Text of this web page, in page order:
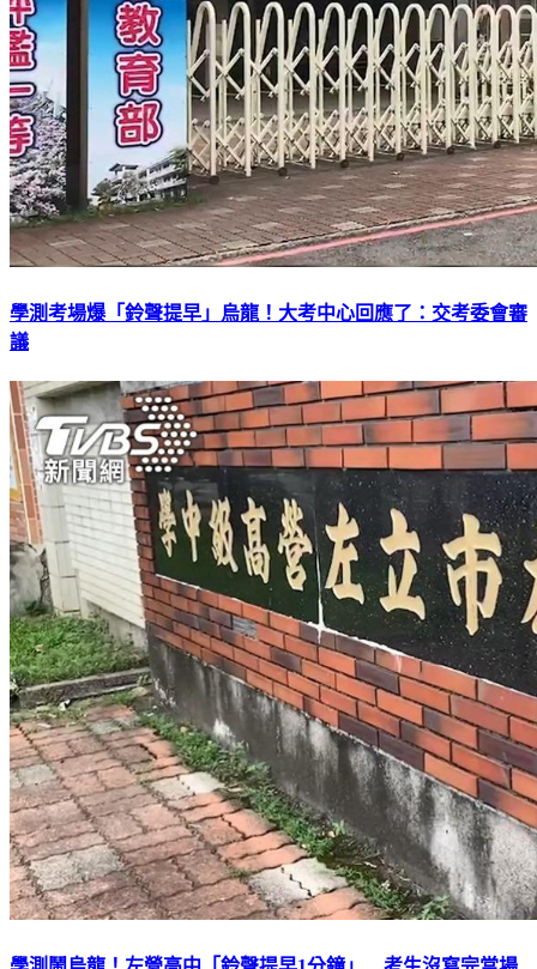
學測考場爆「鈴聲提早」烏龍！大考中心回應了：交考委會審
議